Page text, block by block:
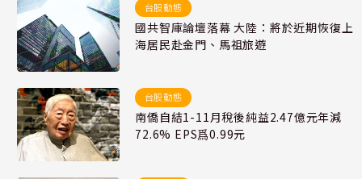
台股動態
國共智庫論壇落幕 大陸：將於近期恢復上
海居民赴金門、馬祖旅遊
台股動態
南僑自結1-11月稅後純益2.47億元年減
72.6% EPS爲0.99元